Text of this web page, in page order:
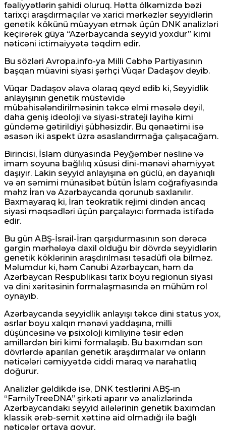
fəaliyyətlərin şahidi oluruq. Hətta ölkəmizdə bəzi
tarixçi araşdırmaçılar və xarici mərkəzlər seyyidlərin
genetik kökünü müəyyən etmək üçün DNK analizləri
keçirərək güya “Azərbaycanda seyyid yoxdur” kimi
nəticəni ictimaiyyətə təqdim edir.
Bu sözləri Avropa.info-ya Milli Cəbhə Partiyasının
başqan müavini siyasi şərhçi Vüqar Dadaşov deyib.
Vüqar Dadaşov əlavə olaraq qeyd edib ki, Seyyidlik
anlayışının genetik müstəvidə
mübahisələndirilməsinin təkcə elmi məsələ deyil,
daha geniş ideoloji və siyasi-strateji layihə kimi
gündəmə gətirildiyi şübhəsizdir. Bu qənaətimi isə
əsasən iki aspekt üzrə əsaslandırmağa çalışacağam.
Birincisi, İslam dünyasında Peyğəmbər nəslinə və
imam soyuna bağlılıq xüsusi dini-mənəvi əhəmiyyət
daşıyır. Lakin seyyid anlayışına ən güclü, ən dayanıqlı
və ən səmimi münasibət bütün İslam coğrafiyasında
məhz İran və Azərbaycanda qorunub saxlanılır.
Baxmayaraq ki, İran teokratik rejimi dindən ancaq
siyasi məqsədləri üçün parçalayıcı formada istifadə
edir.
Bu gün ABŞ-İsrail-İran qarşıdurmasının son dərəcə
gərgin mərhələyə daxil olduğu bir dövrdə seyyidlərin
genetik köklərinin araşdırılması təsadüfi ola bilməz.
Məlumdur ki, həm Cənubi Azərbaycan, həm də
Azərbaycan Respublikası tarix boyu regionun siyasi
və dini xəritəsinin formalaşmasında ən mühüm rol
oynayıb.
Azərbaycanda seyyidlik anlayışı təkcə dini status yox,
əsrlər boyu xalqın mənəvi yaddaşına, milli
düşüncəsinə və psixoloji kimliyinə təsir edən
amillərdən biri kimi formalaşıb. Bu baxımdan son
dövrlərdə aparılan genetik araşdırmalar və onların
nəticələri cəmiyyətdə ciddi maraq və narahatlıq
doğurur.
Analizlər gəldikdə isə, DNK testlərini ABŞ-ın
“FamilyTreeDNA” şirkəti aparır və analizlərində
Azərbaycandakı seyyid ailələrinin genetik baxımdan
klassik ərəb-semit xəttinə aid olmadığı ilə bağlı
nəticələr ortaya qoyur.